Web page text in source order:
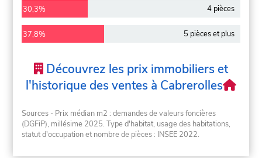
30,3% 4 pièces
37,8% 5 pièces et plus
Découvrez les prix immobiliers et
l'historique des ventes à Cabrerolles
Sources - Prix médian m2 : demandes de valeurs foncières
(DGFiP), millésime 2025. Type d'habitat, usage des habitations,
statut d'occupation et nombre de pièces : INSEE 2022.